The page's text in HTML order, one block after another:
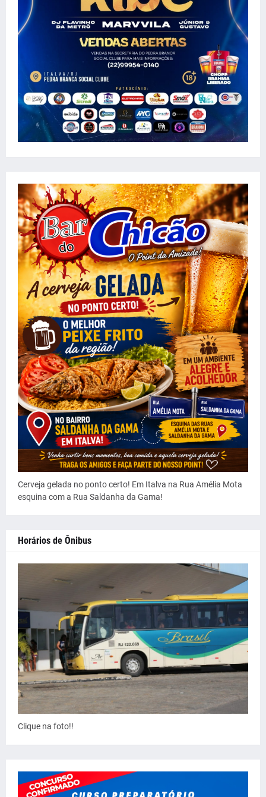
Cerveja gelada no ponto certo! Em Italva na Rua Amélia Mota
esquina com a Rua Saldanha da Gama!
Horários de Ônibus
Clique na foto!!